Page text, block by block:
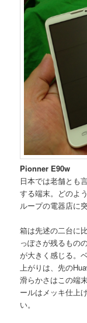
Pionner E90w
日本では老舗とも
する端末。どのよ
ループの電器店に突
箱は先述の二台に
っぽさが残るもの
が大きく感じる。
上がりは、先の
滑らかさはこの端
ールはメッキ仕上
い。